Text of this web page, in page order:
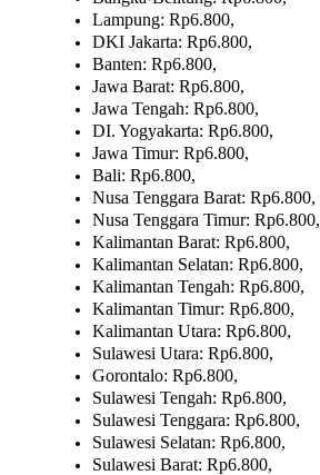
Lampung: Rp6.800,
DKI Jakarta: Rp6.800,
Banten: Rp6.800,
Jawa Barat: Rp6.800,
Jawa Tengah: Rp6.800,
DI. Yogyakarta: Rp6.800,
Jawa Timur: Rp6.800,
Bali: Rp6.800,
Nusa Tenggara Barat: Rp6.800,
Nusa Tenggara Timur: Rp6.800,
Kalimantan Barat: Rp6.800,
Kalimantan Selatan: Rp6.800,
Kalimantan Tengah: Rp6.800,
Kalimantan Timur: Rp6.800,
Kalimantan Utara: Rp6.800,
Sulawesi Utara: Rp6.800,
Gorontalo: Rp6.800,
Sulawesi Tengah: Rp6.800,
Sulawesi Tenggara: Rp6.800,
Sulawesi Selatan: Rp6.800,
Sulawesi Barat: Rp6.800,